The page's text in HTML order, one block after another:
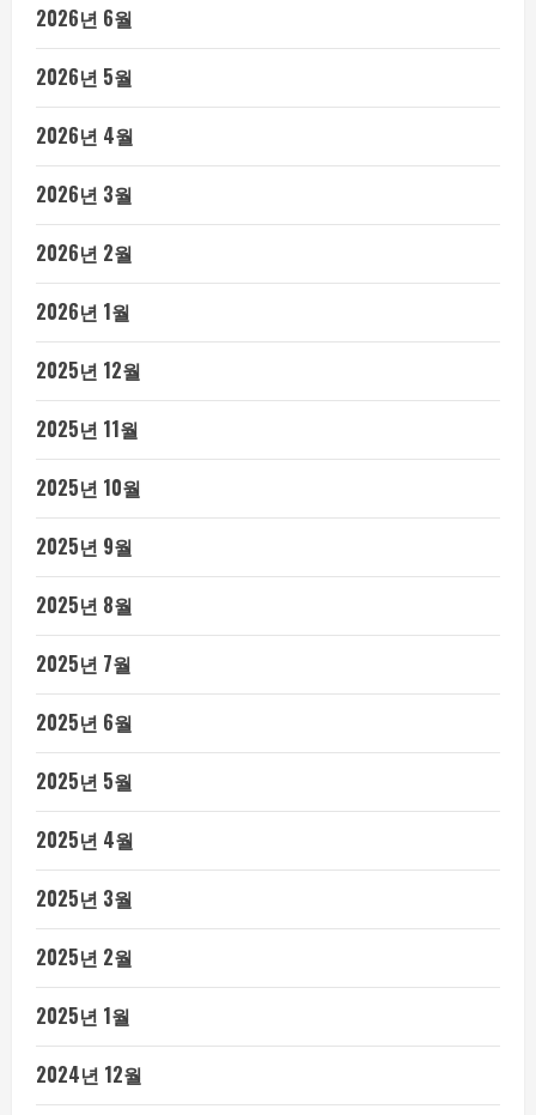
2026년 6월
2026년 5월
2026년 4월
2026년 3월
2026년 2월
2026년 1월
2025년 12월
2025년 11월
2025년 10월
2025년 9월
2025년 8월
2025년 7월
2025년 6월
2025년 5월
2025년 4월
2025년 3월
2025년 2월
2025년 1월
2024년 12월